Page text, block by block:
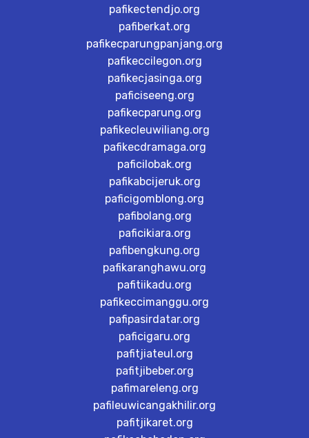
pafikectendjo.org
pafiberkat.org
pafikecparungpanjang.org
pafikeccilegon.org
pafikecjasinga.org
paficiseeng.org
pafikecparung.org
pafikecleuwiliang.org
pafikecdramaga.org
paficilobak.org
pafikabcijeruk.org
paficigomblong.org
pafibolang.org
paficikiara.org
pafibengkung.org
pafikaranghawu.org
pafitiikadu.org
pafikeccimanggu.org
pafipasirdatar.org
paficigaru.org
pafitjiateul.org
pafitjibeber.org
pafimareleng.org
pafileuwicangakhilir.org
pafitjikaret.org